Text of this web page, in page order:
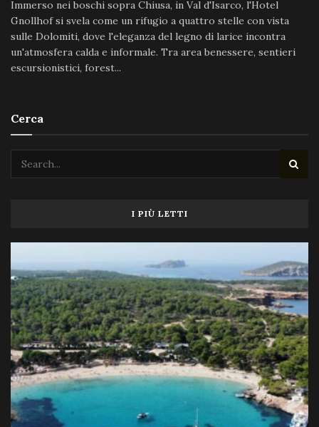
Immerso nei boschi sopra Chiusa, in Val d'Isarco, l'Hotel
Gnollhof si svela come un rifugio a quattro stelle con vista
sulle Dolomiti, dove l'eleganza del legno di larice incontra
un'atmosfera calda e informale. Tra area benessere, sentieri
escursionistici, forest...
Cerca
I PIÙ LETTI